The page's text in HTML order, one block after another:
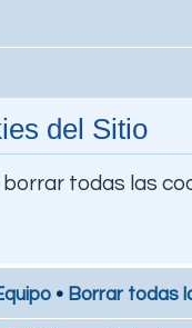
del Sitio
todas las
• Borrar todas